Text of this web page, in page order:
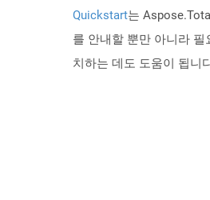
Quickstart는
를 안내할 뿐만 아니라 필
치하는 데도 도움이 됩니